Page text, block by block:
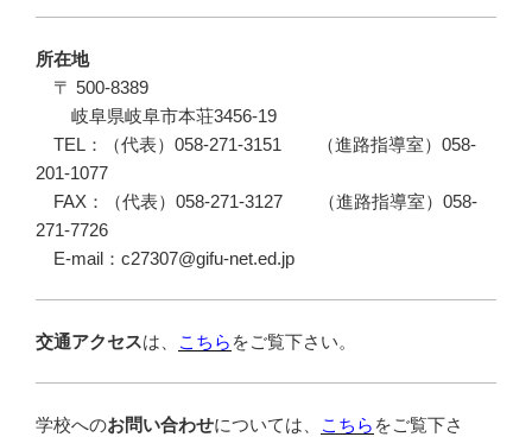
所在地
〒 500-8389
岐阜県岐阜市本荘3456-19
TEL：（代表）058-271-3151 （進路指導室）058-
201-1077
FAX：（代表）058-271-3127 （進路指導室）058-
271-7726
E-mail：c27307@gifu-net.ed.jp
交通アクセスは、 こちら をご覧下さい。
学校へのお問い合わせについては、 こちら をご覧下さ